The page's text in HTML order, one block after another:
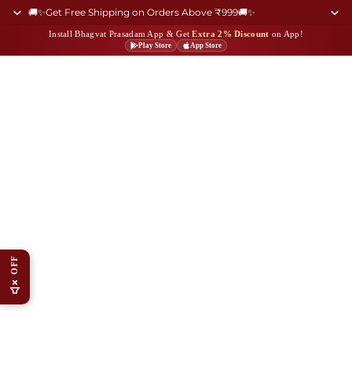
🚚✨Get Free Shipping on Orders Above ₹999🚚✨
Install Bhagvat Prasadam App & GetExtra 2% Discount on App!
Play Store App Store
OFF